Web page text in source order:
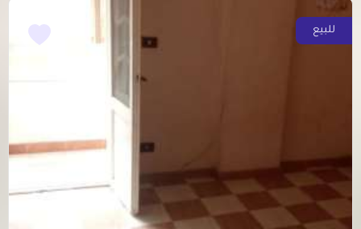
للبيع